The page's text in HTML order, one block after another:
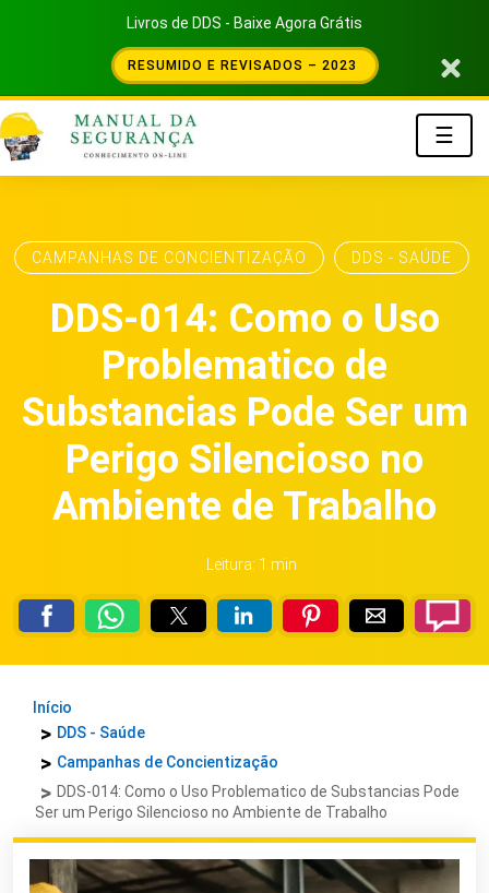
Livros de DDS - Baixe Agora Grátis
RESUMIDO E REVISADOS – 2023
☰
CAMPANHAS DE CONCIENTIZAÇÃO DDS - SAÚDE
DDS-014: Como o Uso
Problematico de
Substancias Pode Ser um
Perigo Silencioso no
Ambiente de Trabalho
Leitura: 1 min
Início
DDS - Saúde
Campanhas de Concientização
DDS-014: Como o Uso Problematico de Substancias Pode
Ser um Perigo Silencioso no Ambiente de Trabalho